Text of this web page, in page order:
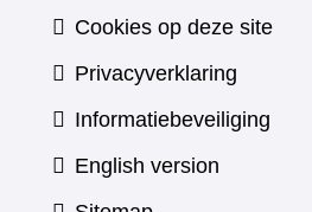
Cookies op deze site
Privacyverklaring
Informatiebeveiliging
English version